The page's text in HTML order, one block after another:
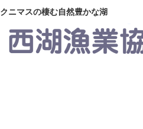
クニマスの棲む自然豊かな湖